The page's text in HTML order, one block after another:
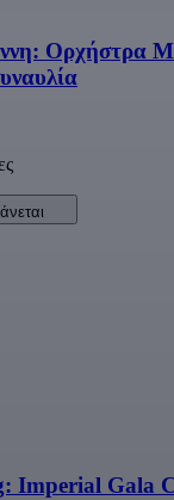
Ορχήστρα
Imperial Gala